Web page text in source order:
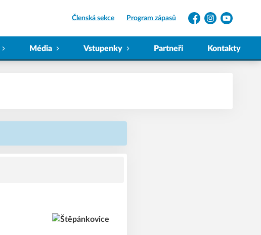
Členská sekce Program zápasů
FacebookInstagramYouTube
Média Vstupenky Partneři Kontakty